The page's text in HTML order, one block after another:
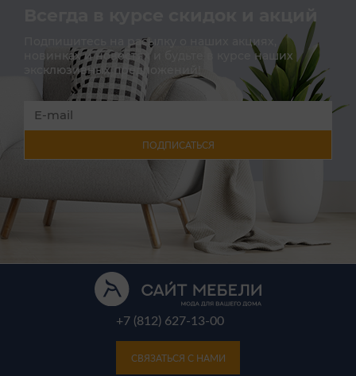
Всегда в курсе скидок и акций
Подпишитесь на расылку о наших акциях,
новинках и новостях и будьте в курсе наших
эксклюзивных предложений!
ПОДПИСАТЬСЯ
+7 (812) 627-13-00
СВЯЗАТЬСЯ С НАМИ